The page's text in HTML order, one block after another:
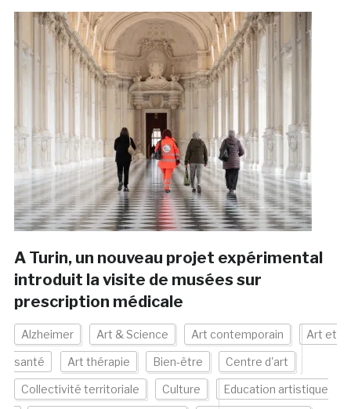
A Turin, un nouveau projet expérimental
introduit la visite de musées sur
prescription médicale
Alzheimer Art & Science Art contemporain Art et
santé Art thérapie Bien-être Centre d'art
Collectivité territoriale Culture Education artistique